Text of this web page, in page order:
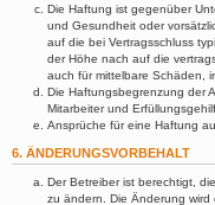
Die Haftung ist gegenüber
und Gesundheit oder
auf die bei Vertragsschluss
der Höhe nach auf die
auch für mittelbare Schäden,
Die Haftungsbegrenzung der
Mitarbeiter und
Ansprüche für eine Haftung
6. ÄNDERUNGSVORBEHALT
Der Betreiber ist berechtigt,
zu ändern. Die Änderung wird